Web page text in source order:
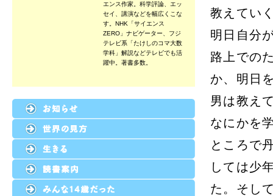
エンス作家。科学評論、エッ
セイ、講演などを幅広くこな
す。NHK「サイエンス
ZERO」ナビゲーター、フジ
テレビ系「たけしのコマ大数
学科」解説などテレビでも活
躍中。著書多数。
お知らせ
世界の見方
生きる
読書案内
教えてい
明日自分
路上での
か、明日
男は教え
なにかを
ところで
しては少
た。そし